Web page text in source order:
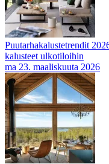
Puutarhakalustetrendit
kalusteet ulkotiloihin
ma 23. maaliskuuta 2026